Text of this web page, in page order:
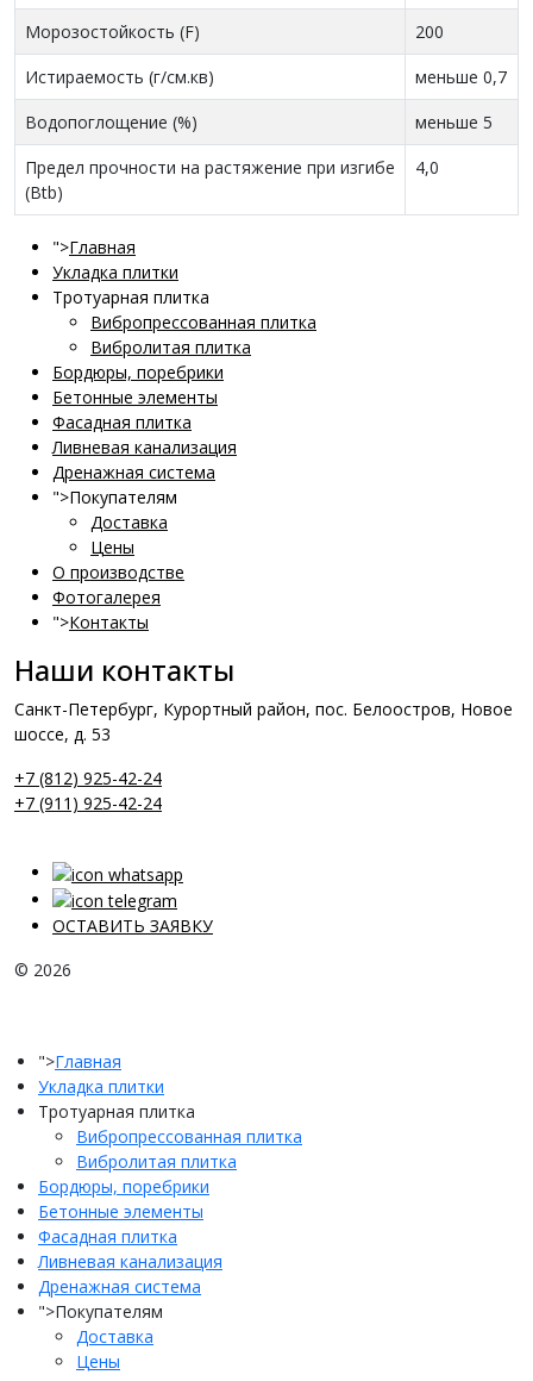
Морозостойкость (F)
200
Истираемость (г/см.кв)
меньше 0,7
Водопоглощение (%)
меньше 5
Предел прочности на растяжение при изгибе
(Btb)
4,0
">Главная
Укладка плитки
Тротуарная плитка
Вибропрессованная плитка
Вибролитая плитка
Бордюры, поребрики
Бетонные элементы
Фасадная плитка
Ливневая канализация
Дренажная система
">Покупателям
Доставка
Цены
О производстве
Фотогалерея
">Контакты
Наши контакты
Санкт-Петербург, Курортный район, пос. Белоостров, Новое
шоссе, д. 53
+7 (812) 925-42-24
+7 (911) 925-42-24
ОСТАВИТЬ ЗАЯВКУ
© 2026
">Главная
Укладка плитки
Тротуарная плитка
Вибропрессованная плитка
Вибролитая плитка
Бордюры, поребрики
Бетонные элементы
Фасадная плитка
Ливневая канализация
Дренажная система
">Покупателям
Доставка
Цены